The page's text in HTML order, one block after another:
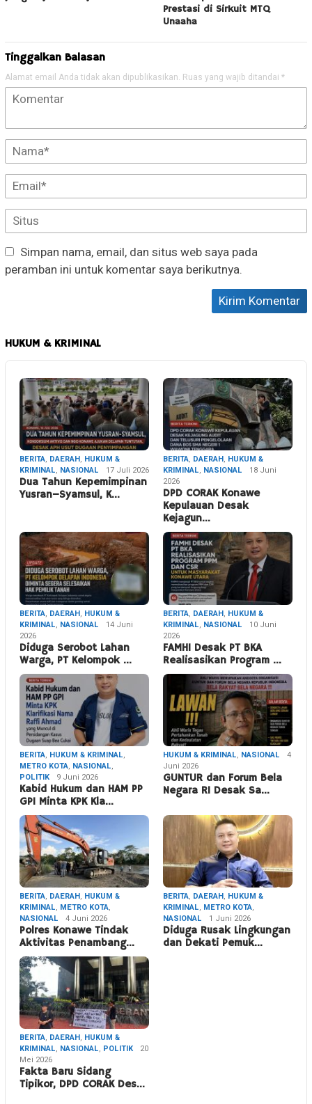
Prestasi di Sirkuit MTQ
Unaaha
Tinggalkan Balasan
Alamat email Anda tidak akan dipublikasikan. Ruas yang wajib ditandai *
Simpan nama, email, dan situs web saya pada
peramban ini untuk komentar saya berikutnya.
HUKUM & KRIMINAL
BERITA, DAERAH, HUKUM &
KRIMINAL, NASIONAL 17 Juli 2026
Dua Tahun Kepemimpinan
Yusran–Syamsul, K…
BERITA, DAERAH, HUKUM &
KRIMINAL, NASIONAL
18 Juni
2026
DPD CORAK Konawe
Kepulauan Desak
Kejagun…
BERITA, DAERAH, HUKUM &
KRIMINAL, NASIONAL
14 Juni
2026
Diduga Serobot Lahan
Warga, PT Kelompok …
BERITA, DAERAH, HUKUM &
KRIMINAL, NASIONAL
10 Juni
2026
FAMHI Desak PT BKA
Realisasikan Program …
BERITA, HUKUM & KRIMINAL,
METRO KOTA, NASIONAL,
POLITIK
9 Juni 2026
Kabid Hukum dan HAM PP
GPI Minta KPK Kla…
HUKUM & KRIMINAL, NASIONAL
4
Juni 2026
GUNTUR dan Forum Bela
Negara RI Desak Sa…
BERITA, DAERAH, HUKUM &
KRIMINAL, METRO KOTA,
NASIONAL
4 Juni 2026
Polres Konawe Tindak
Aktivitas Penambang…
BERITA, DAERAH, HUKUM &
KRIMINAL, METRO KOTA,
NASIONAL
1 Juni 2026
Diduga Rusak Lingkungan
dan Dekati Pemuk…
BERITA, DAERAH, HUKUM &
KRIMINAL, NASIONAL, POLITIK
20
Mei 2026
Fakta Baru Sidang
Tipikor, DPD CORAK Des…